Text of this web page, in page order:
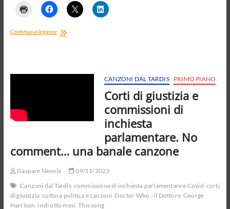
Continua a leggereTodo
CANZONI DAL TARDIS
PRIMO PIANO
Corti di giustizia e
commissioni di
inchiesta
parlamentare. No
comment… una banale canzone
Gaspare Nevola
09/11/2023
Canzoni dal Tardis commissione di inchiesta parlamentare e Covid corti
di giustizia cultura politica e canzoni Doctor Who - il Dottore George
Harrison Indi otto mesi This song